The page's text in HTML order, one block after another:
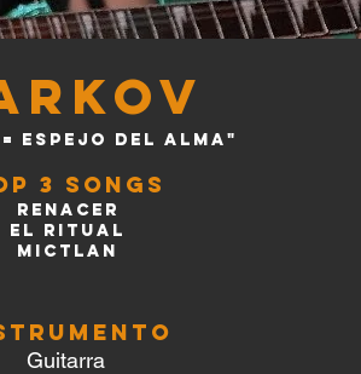
Espejo del alma"
3 SONGS
RENACER
e l ritual
MICTLAN
Guitarra